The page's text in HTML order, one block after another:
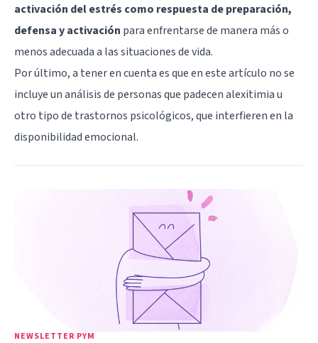
activación del estrés como respuesta de preparación,
defensa y activación para enfrentarse de manera más o
menos adecuada a las situaciones de vida.
Por último, a tener en cuenta es que en este artículo no se
incluye un análisis de personas que padecenalexitimiau
otro tipo de trastornos psicológicos, que interfieren en la
disponibilidad emocional.
NEWSLETTER PYM